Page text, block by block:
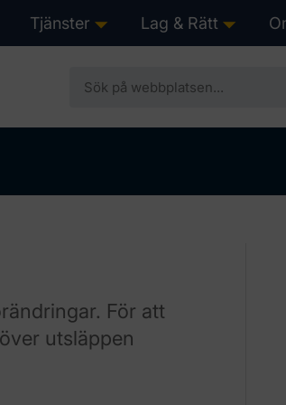
Tjänster show submenu for
Lag & Rätt show
För att
utsläppen